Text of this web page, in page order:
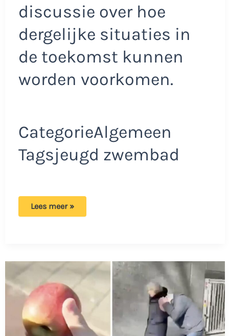
discussie over hoe
dergelijke situaties in
de toekomst kunnen
worden voorkomen.
CategorieAlgemeen
Tagsjeugd zwembad
Syrische
meisjes
zwembad!
Lees meer »